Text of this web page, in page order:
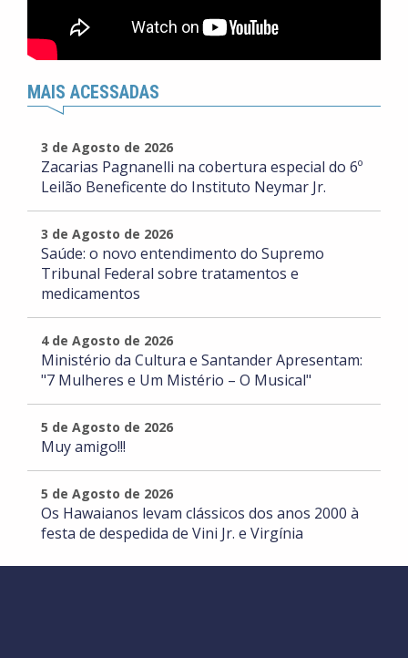
MAIS ACESSADAS
3 de Agosto de 2026
Zacarias Pagnanelli na cobertura especial do 6º
Leilão Beneficente do Instituto Neymar Jr.
3 de Agosto de 2026
Saúde: o novo entendimento do Supremo
Tribunal Federal sobre tratamentos e
medicamentos
4 de Agosto de 2026
Ministério da Cultura e Santander Apresentam:
"7 Mulheres e Um Mistério – O Musical"
5 de Agosto de 2026
Muy amigo!!!
5 de Agosto de 2026
Os Hawaianos levam clássicos dos anos 2000 à
festa de despedida de Vini Jr. e Virgínia